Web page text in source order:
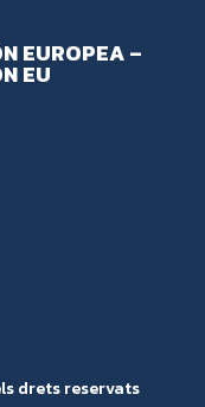
EUROPEA –
EU
drets reservats